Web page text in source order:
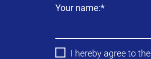
Campo
Your name:*
I hereby agree to the